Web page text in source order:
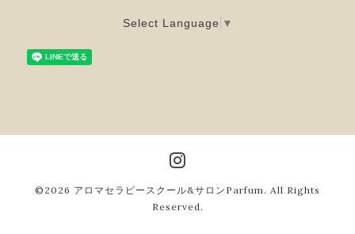
Select Language ▼
©2026 アロマセラピースクール&サロンParfum . All Rights
Reserved.